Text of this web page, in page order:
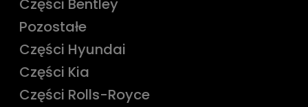
Części Bentley
Pozostałe
Części Hyundai
Części Kia
Części Rolls-Royce